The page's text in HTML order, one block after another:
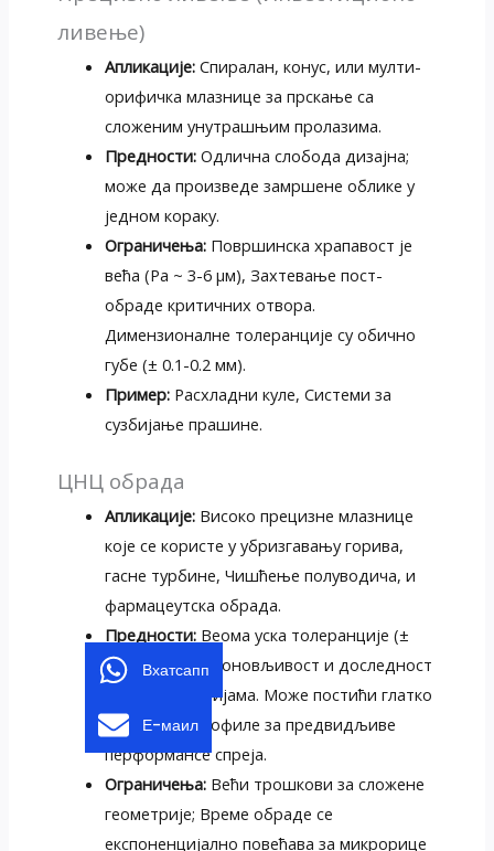
ливење)
Апликације: Спиралан, конус, или мулти-
орифичка млазнице за прскање са
сложеним унутрашњим пролазима.
Предности: Одлична слобода дизајна;
може да произведе замршене облике у
једном кораку.
Ограничења: Површинска храпавост је
већа (Ра ~ 3-6 μм), Захтевање пост-
обраде критичних отвора.
Димензионалне толеранције су обично
губе (± 0.1-0.2 мм).
Пример: Расхладни куле, Системи за
сузбијање прашине.
ЦНЦ обрада
Апликације: Високо прецизне млазнице
које се користе у убризгавању горива,
гасне турбине, Чишћење полуводича, и
фармацеутска обрада.
Предности: Веома уска толеранције (±
0,01-0,02 мм); поновљивост и доследност
у великим серијама. Може постићи глатко
прорачуне профиле за предвидљиве
перформансе спреја.
Ограничења: Већи трошкови за сложене
геометрије; Време обраде се
експоненцијално повећава за микрорице
Вхатсапп
Е-маил